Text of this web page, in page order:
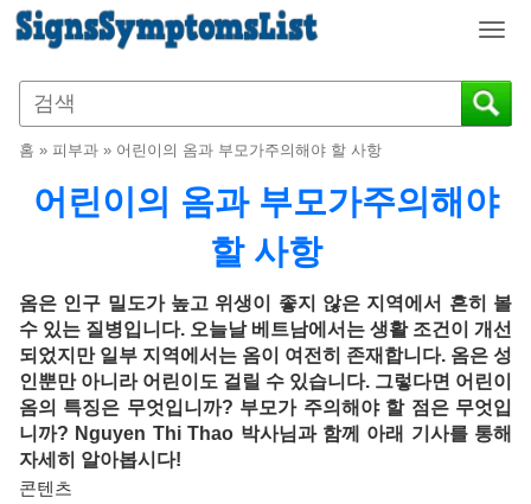
T
g
g
n
a
g
a
i
o
n
홈 » 피부과 » 어린이의 옴과 부모가주의해야 할 사항
어린이의 옴과 부모가주의해야
할 사항
옴은 인구 밀도가 높고 위생이 좋지 않은 지역에서 흔히 볼
수 있는 질병입니다. 오늘날 베트남에서는 생활 조건이 개선
되었지만 일부 지역에서는 옴이 여전히 존재합니다. 옴은 성
인뿐만 아니라 어린이도 걸릴 수 있습니다. 그렇다면 어린이
옴의 특징은 무엇입니까? 부모가 주의해야 할 점은 무엇입
니까? Nguyen Thi Thao 박사님과 함께 아래 기사를 통해
자세히 알아봅시다!
콘텐츠